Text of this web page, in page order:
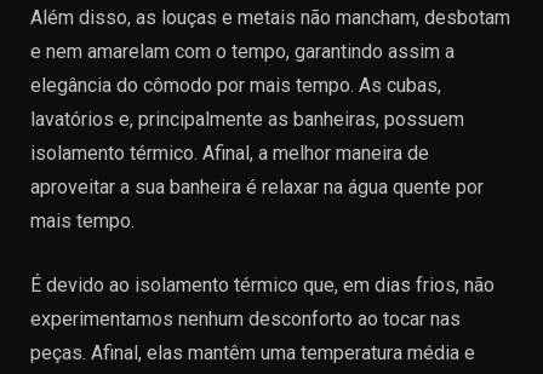
Além disso, as louças e metais não mancham, desbotam
e nem amarelam com o tempo, garantindo assim a
elegância do cômodo por mais tempo. As cubas,
lavatórios e, principalmente as banheiras, possuem
isolamento térmico. Afinal, a melhor maneira de
aproveitar a sua banheira é relaxar na água quente por
mais tempo.
É devido ao isolamento térmico que, em dias frios, não
experimentamos nenhum desconforto ao tocar nas
peças. Afinal, elas mantêm uma temperatura média e